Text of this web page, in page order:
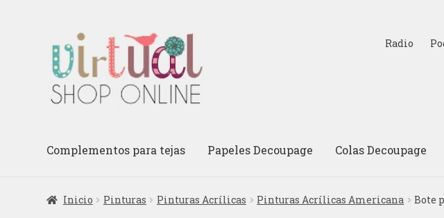
la
navegación
al
contenido
Radio
Complementos para tejas Papeles Decoupage Colas Decoupage
Inicio Pinturas Pinturas Acrílicas Pinturas Acrílicas Americana Bote